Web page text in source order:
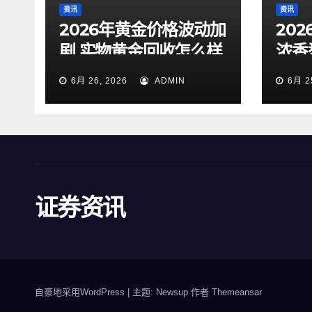
资讯
2026年黄金价格波动加
剧 实物黄金回收怎么样
才靠谱
6月 26, 2026 ADMIN
资讯
浓香
大6月
证券资讯
自豪地采用WordPress 主题: Newsup 作者 Themeansar